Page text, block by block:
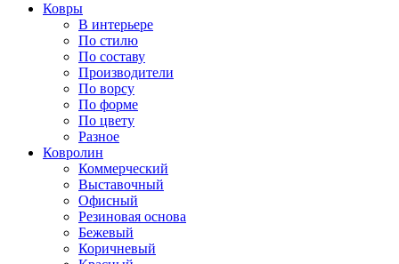
Ковры
В интерьере
По стилю
По составу
Производители
По ворсу
По форме
По цвету
Разное
Ковролин
Коммерческий
Выставочный
Офисный
Резиновая основа
Бежевый
Коричневый